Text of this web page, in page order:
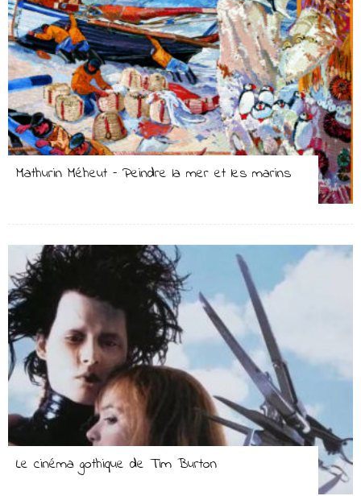
Mathurin Méheut – Peindre la mer et les marins
Le cinéma gothique de Tim Burton